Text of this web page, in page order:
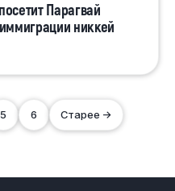
Парагвай
никкей
5 6 Старее →